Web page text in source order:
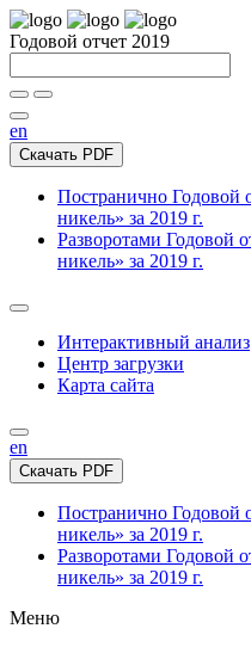
Годовой отчет 2019
en
Скачать PDF
Постранично Годовой
никель» за 2019 г.
Разворотами Годовой
никель» за 2019 г.
Интерактивный анализ
Центр загрузки
Карта сайта
en
Скачать PDF
Постранично Годовой
никель» за 2019 г.
Разворотами Годовой
никель» за 2019 г.
Меню